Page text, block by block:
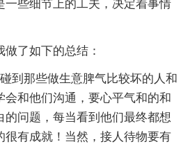
一些细节上的工夫，决定着事情
了如下的总结：
那些做生意脾气比较坏的人和
会和他们沟通，要心平气和的和
的问题，每当看到他们最终都想
很有成就！当然，接人待物要有